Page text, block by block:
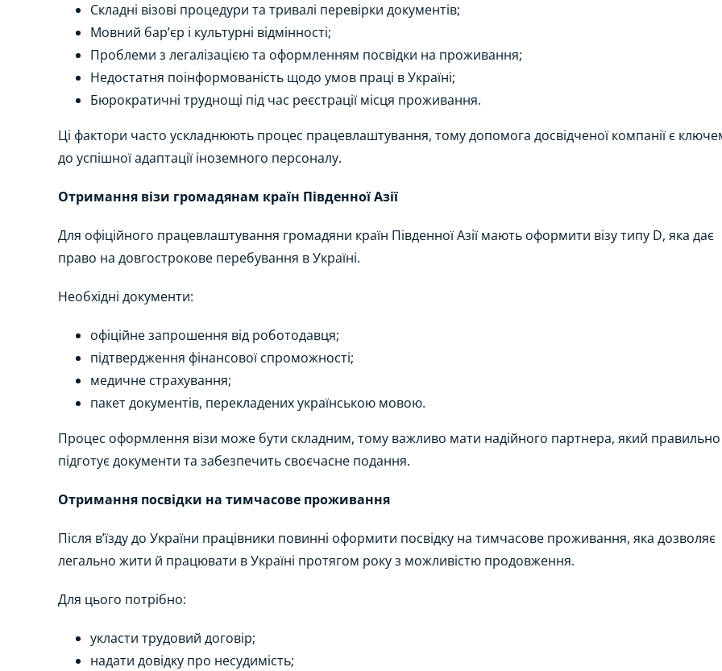
Складні візові процедури та тривалі перевірки документів;
Мовний бар’єр і культурні відмінності;
Проблеми з легалізацією та оформленням посвідки на проживання;
Недостатня поінформованість щодо умов праці в Україні;
Бюрократичні труднощі під час реєстрації місця проживання.
Ці фактори часто ускладнюють процес працевлаштування, тому допомога досвідченої компанії є
до успішної адаптації іноземного персоналу.
Отримання візи громадянам країн Південної Азії
Для офіційного працевлаштування громадяни країн Південної Азії мають оформити візу типу D, яка дає
право на довгострокове перебування в Україні.
Необхідні документи:
офіційне запрошення від роботодавця;
підтвердження фінансової спроможності;
медичне страхування;
пакет документів, перекладених українською мовою.
Процес оформлення візи може бути складним, тому важливо мати надійного партнера, який правильно
підготує документи та забезпечить своєчасне подання.
Отримання посвідки на тимчасове проживання
Після в’їзду до України працівники повинні оформити посвідку на тимчасове проживання, яка дозволяє
легально жити й працювати в Україні протягом року з можливістю продовження.
Для цього потрібно:
укласти трудовий договір;
надати довідку про несудимість;